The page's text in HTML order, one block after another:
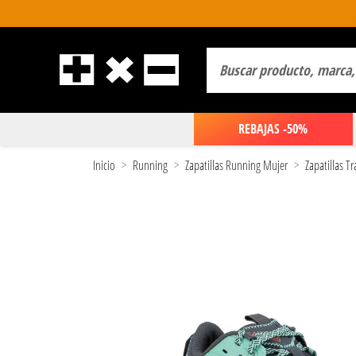
REBAJAS -50%
Inicio Running Zapatillas Running Mujer Zapatillas